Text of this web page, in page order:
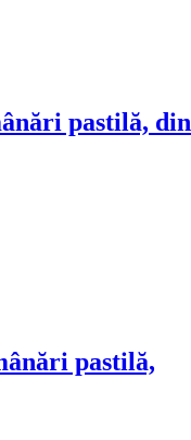
pastilă, din
pastilă,